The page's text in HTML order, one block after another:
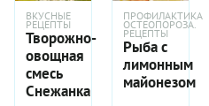
приготовление,
например,
ребенку
младшего
школьного
часто
подают
на
завтрак.
Однако
ВКУСНЫЕ
РЕЦЕПТЫ
Творожно-
овощная
смесь
Снежанка
ПРОФИЛАКТИКА
ОСТЕОПОРОЗА.
РЕЦЕПТЫ
Рыба с
лимонным
майонезом